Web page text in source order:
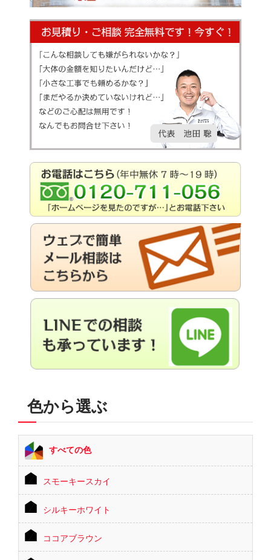
色から選ぶ
すべての色
スモーキースカイ
シルキーホワイト
ココアブラウン